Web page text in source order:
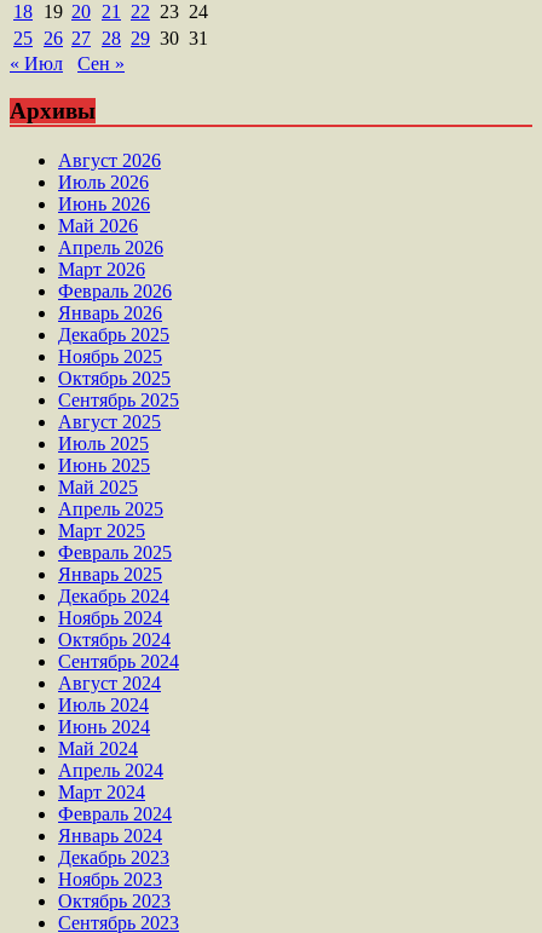
18 19 20 21 22 23 24
25 26 27 28 29 30 31
« Июл
Сен »
Архивы
Август 2026
Июль 2026
Июнь 2026
Май 2026
Апрель 2026
Март 2026
Февраль 2026
Январь 2026
Декабрь 2025
Ноябрь 2025
Октябрь 2025
Сентябрь 2025
Август 2025
Июль 2025
Июнь 2025
Май 2025
Апрель 2025
Март 2025
Февраль 2025
Январь 2025
Декабрь 2024
Ноябрь 2024
Октябрь 2024
Сентябрь 2024
Август 2024
Июль 2024
Июнь 2024
Май 2024
Апрель 2024
Март 2024
Февраль 2024
Январь 2024
Декабрь 2023
Ноябрь 2023
Октябрь 2023
Сентябрь 2023